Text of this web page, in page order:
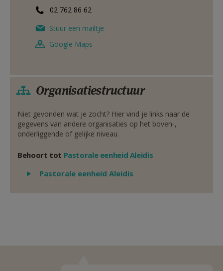
02 762 86 62
Stuur een mailtje
Google Maps
Organisatiestructuur
Niet gevonden wat je zocht? Hier vind je links naar de
gegevens van andere organisaties op het boven-,
onderliggende of gelijke niveau.
Behoort tot Pastorale eenheid Aleidis
Weergeven
Pastorale eenheid Aleidis